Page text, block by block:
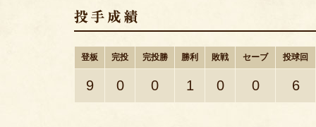
登板 完投 完投勝 勝利 敗戦 セーブ 投球回
9 0 0 1 0 0 6